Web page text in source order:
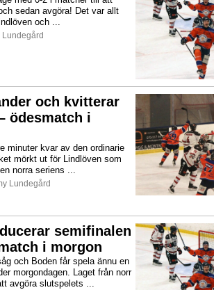
sedan avgöra! Det var allt
och ...
och kvitterar
ödesmatch i
minuter kvar av den ordinarie
mörkt ut för Lindlöven som
norra seriens ...
Lundegård
semifinalen
i morgon
och Boden får spela ännu en
morgondagen. Laget från norr
avgöra slutspelets ...